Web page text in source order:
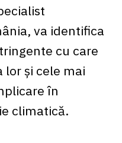
va identifica
cu care
și cele mai
în
climatică.